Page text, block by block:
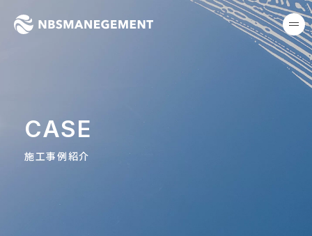
東京の清掃会社｜株式会社
CASE
施工事例紹介